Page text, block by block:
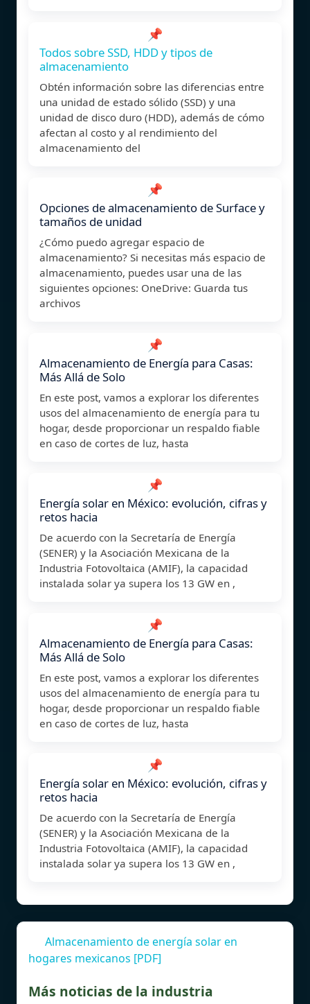
📌
Todos sobre SSD, HDD y tipos de
almacenamiento
Obtén información sobre las diferencias entre
una unidad de estado sólido (SSD) y una
unidad de disco duro (HDD), además de cómo
afectan al costo y al rendimiento del
almacenamiento del
📌
Opciones de almacenamiento de Surface y
tamaños de unidad
¿Cómo puedo agregar espacio de
almacenamiento? Si necesitas más espacio de
almacenamiento, puedes usar una de las
siguientes opciones: OneDrive: Guarda tus
archivos
📌
Almacenamiento de Energía para Casas:
Más Allá de Solo
En este post, vamos a explorar los diferentes
usos del almacenamiento de energía para tu
hogar, desde proporcionar un respaldo fiable
en caso de cortes de luz, hasta
📌
Energía solar en México: evolución, cifras y
retos hacia
De acuerdo con la Secretaría de Energía
(SENER) y la Asociación Mexicana de la
Industria Fotovoltaica (AMIF), la capacidad
instalada solar ya supera los 13 GW en ,
📌
Almacenamiento de Energía para Casas:
Más Allá de Solo
En este post, vamos a explorar los diferentes
usos del almacenamiento de energía para tu
hogar, desde proporcionar un respaldo fiable
en caso de cortes de luz, hasta
📌
Energía solar en México: evolución, cifras y
retos hacia
De acuerdo con la Secretaría de Energía
(SENER) y la Asociación Mexicana de la
Industria Fotovoltaica (AMIF), la capacidad
instalada solar ya supera los 13 GW en ,
Almacenamiento de energía solar en
hogares mexicanos [PDF]
Más noticias de la industria